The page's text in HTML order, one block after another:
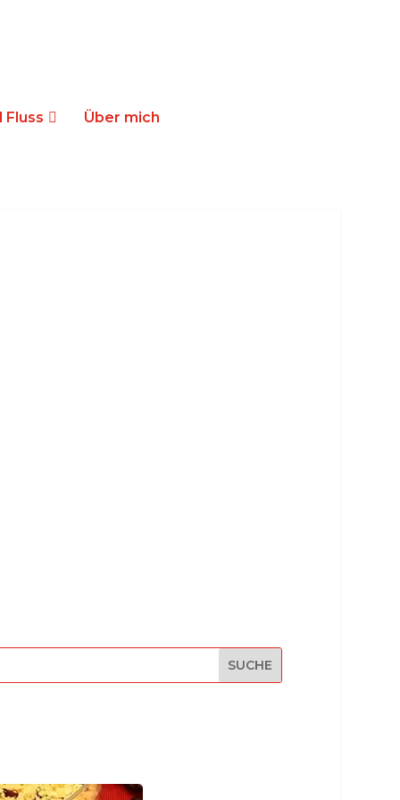
Fluss Über mich